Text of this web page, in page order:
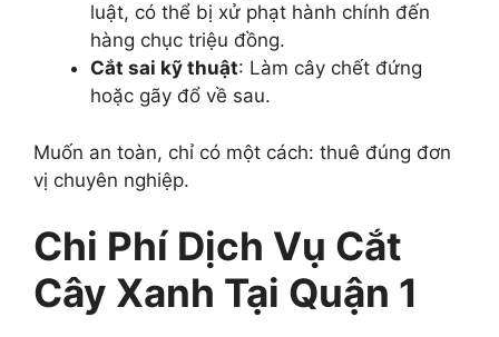
luật, có thể bị xử phạt hành chính đến
hàng chục triệu đồng.
Cắt sai kỹ thuật: Làm cây chết đứng
hoặc gãy đổ về sau.
Muốn an toàn, chỉ có một cách: thuê đúng đơn
vị chuyên nghiệp.
Chi Phí Dịch Vụ Cắt
Cây Xanh Tại Quận 1